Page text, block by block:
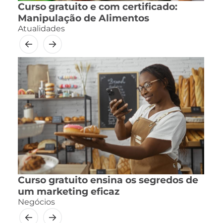
Curso gratuito e com certificado:
Manipulação de Alimentos
Atualidades
Curso gratuito ensina os segredos de
um marketing eficaz
Negócios